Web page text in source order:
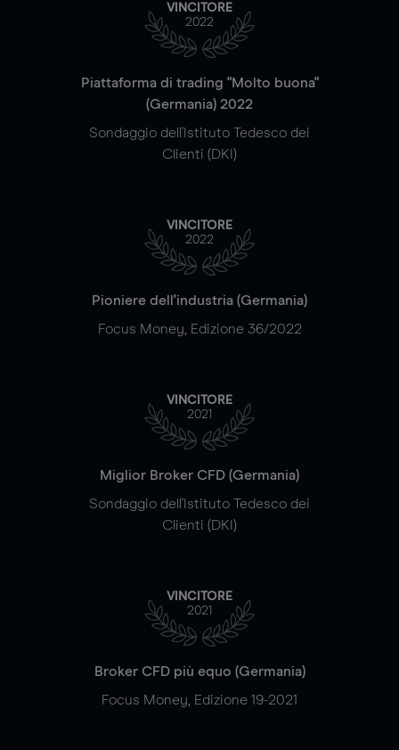
VINCITORE
2022
Piattaforma di trading "Molto buona"
(Germania) 2022
Sondaggio dell'Istituto Tedesco dei
Clienti (DKI)
VINCITORE
2022
Pioniere dell'industria (Germania)
Focus Money, Edizione 36/2022
VINCITORE
2021
Miglior Broker CFD (Germania)
Sondaggio dell'Istituto Tedesco dei
Clienti (DKI)
VINCITORE
2021
Broker CFD più equo (Germania)
Focus Money, Edizione 19-2021